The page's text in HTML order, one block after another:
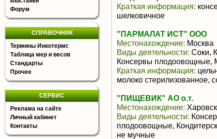
Форум
СПРАВОЧНИК
Термины Инкотермс
Таблица мер и весов
Стандарты
Прочее
СЕРВИС
Реклама на сайте
Личный кабинет
Контакты
Краткая информация:
шелковичное
"ПАРМАЛАТ ИСТ" ООО
Местонахождение: Москва
Виды деятельности: Соки,
Консервы плодоовощные,
Краткая информация:
молоко стерилизованное,
"ПИЩЕВИК" АО о.т.
Местонахождение: Харовск
Виды деятельности:
плодоовощные,
не мучные